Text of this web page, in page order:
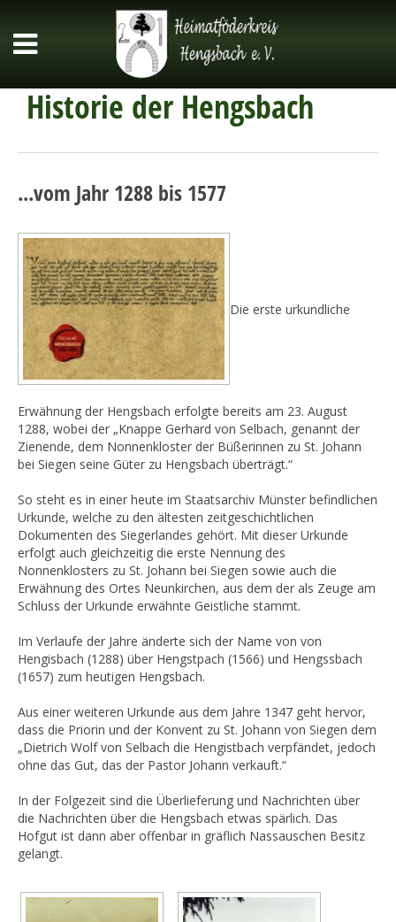
Historie der Hengsbach
...vom Jahr 1288 bis 1577
Die erste urkundliche
Erwähnung der Hengsbach erfolgte bereits am 23. August
1288, wobei der „Knappe Gerhard von Selbach, genannt der
Zienende, dem Nonnenkloster der Büßerinnen zu St. Johann
bei Siegen seine Güter zu Hengsbach überträgt.“
So steht es in einer heute im Staatsarchiv Münster befindlichen
Urkunde, welche zu den ältesten zeitgeschichtlichen
Dokumenten des Siegerlandes gehört. Mit dieser Urkunde
erfolgt auch gleichzeitig die erste Nennung des
Nonnenklosters zu St. Johann bei Siegen sowie auch die
Erwähnung des Ortes Neunkirchen, aus dem der als Zeuge am
Schluss der Urkunde erwähnte Geistliche stammt.
Im Verlaufe der Jahre änderte sich der Name von von
Hengisbach (1288) über Hengstpach (1566) und Hengssbach
(1657) zum heutigen Hengsbach.
Aus einer weiteren Urkunde aus dem Jahre 1347 geht hervor,
dass die Priorin und der Konvent zu St. Johann von Siegen dem
„Dietrich Wolf von Selbach die Hengistbach verpfändet, jedoch
ohne das Gut, das der Pastor Johann verkauft.“
In der Folgezeit sind die Überlieferung und Nachrichten über
die Nachrichten über die Hengsbach etwas spärlich. Das
Hofgut ist dann aber offenbar in gräflich Nassauschen Besitz
gelangt.